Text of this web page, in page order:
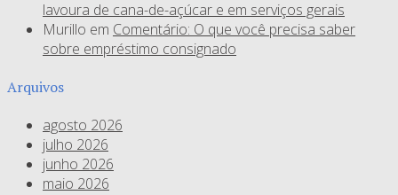
lavoura de cana-de-açúcar e em serviços gerais
Murillo em Comentário: O que você precisa saber
sobre empréstimo consignado
Arquivos
agosto 2026
julho 2026
junho 2026
maio 2026